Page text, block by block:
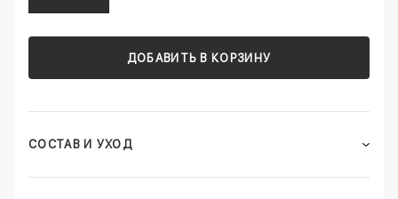
ДОБАВИТЬ В КОРЗИНУ
СОСТАВ И УХОД